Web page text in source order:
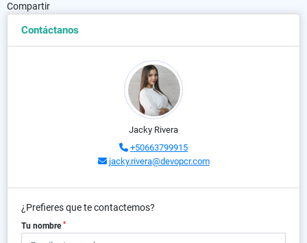
Compartir
Contáctanos
Jacky Rivera
+50663799915
jacky.rivera@devopcr.com
¿Prefieres que te contactemos?
Tu nombre *